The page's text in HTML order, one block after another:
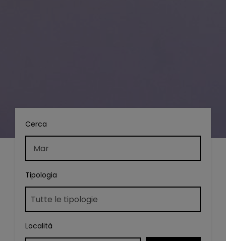
Cerca
Tipologia
Località